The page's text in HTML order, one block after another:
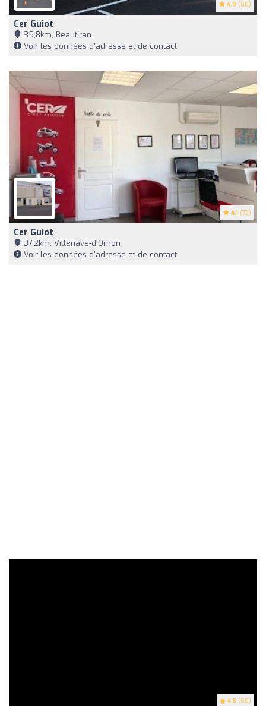
4.9 (50)
Cer Guiot
35,8km, Beautiran
Voir les données d'adresse et de contact
4.1 (72)
Cer Guiot
37,2km, Villenave-d'Ornon
Voir les données d'adresse et de contact
4.5 (58)